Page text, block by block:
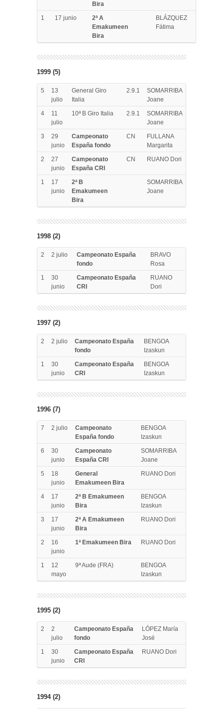
Bira
1
17 junio
2ª A
Emakumeen
Bira
BLÁZQUEZ
Fátima
1999 (5)
5
13
julio
General Giro
Italia
2.9.1
SOMARRIBA
Joane
4
11
julio
10ª B Giro Italia 2.9.1
SOMARRIBA
Joane
3
29
junio
Campeonato
España fondo
CN
FULLANA
Margarita
2
27
junio
Campeonato
España CRI
CN RUANO Dori
1
17
junio
2ª B
Emakumeen
Bira
SOMARRIBA
Joane
1998 (2)
2 2 julio
Campeonato España
fondo
BRAVO
Rosa
1
30
junio
Campeonato España
CRI
RUANO
Dori
1997 (2)
2 2 julio
Campeonato España
fondo
BENGOA
Izaskun
1
30
junio
Campeonato España
CRI
BENGOA
Izaskun
1996 (7)
7 2 julio
Campeonato
España fondo
BENGOA
Izaskun
6
30
junio
Campeonato
España CRI
SOMARRIBA
Joane
5
18
junio
General
Emakumeen Bira
RUANO Dori
4
17
junio
2ª B Emakumeen
Bira
BENGOA
Izaskun
3
17
junio
2ª A Emakumeen
Bira
RUANO Dori
2
16
junio
1ª Emakumeen Bira RUANO Dori
1
12
mayo
9ª Aude (FRA)
BENGOA
Izaskun
1995 (2)
2
2
julio
Campeonato España
fondo
LÓPEZ María
José
1
30
junio
Campeonato España
CRI
RUANO Dori
1994 (2)